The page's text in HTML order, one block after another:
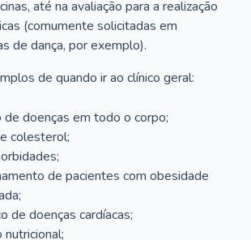
até na avaliação para a realização
(comumente solicitadas em
de dança, por exemplo).
de quando ir ao clínico geral:
de doenças em todo o corpo;
colesterol;
de pacientes com obesidade
de doenças cardíacas;
nutricional;